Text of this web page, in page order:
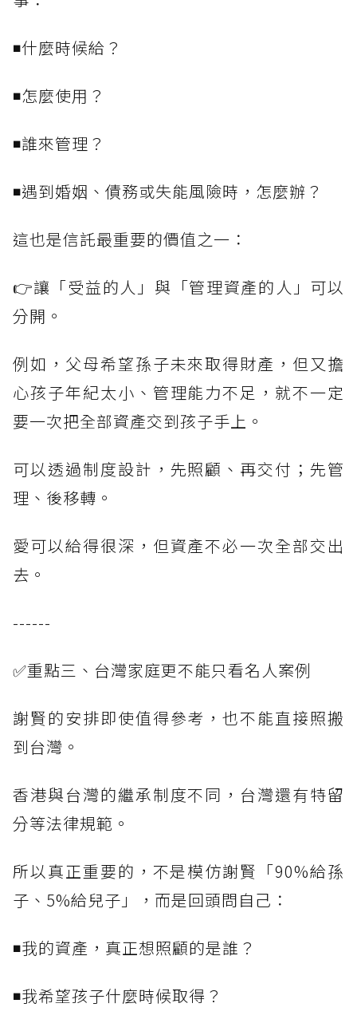
◾什麼時候給？
◾怎麼使用？
◾誰來管理？
◾遇到婚姻、債務或失能風險時，怎麼辦？
這也是信託最重要的價值之一：
👉讓「受益的人」與「管理資產的人」可以
分開。
例如，父母希望孫子未來取得財產，但又擔
心孩子年紀太小、管理能力不足，就不一定
要一次把全部資產交到孩子手上。
可以透過制度設計，先照顧、再交付；先管
理、後移轉。
愛可以給得很深，但資產不必一次全部交出
去。
------
✅重點三、台灣家庭更不能只看名人案例
謝賢的安排即使值得參考，也不能直接照搬
到台灣。
香港與台灣的繼承制度不同，台灣還有特留
分等法律規範。
所以真正重要的，不是模仿謝賢「90%給孫
子、5%給兒子」，而是回頭問自己：
◾我的資產，真正想照顧的是誰？
◾我希望孩子什麼時候取得？